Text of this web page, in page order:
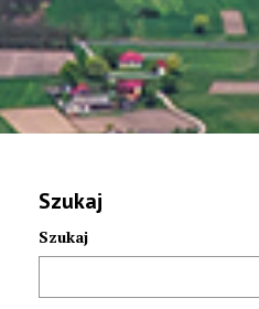
Szukaj
Szukaj